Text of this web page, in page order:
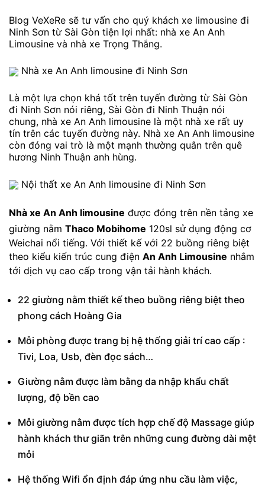
Blog VeXeRe sẽ tư vấn cho quý khách xe limousine đi
Ninh Sơn từ Sài Gòn tiện lợi nhất: nhà xe An Anh
Limousine và nhà xe Trọng Thắng.
Nhà xe An Anh limousine đi Ninh Sơn
Là một lựa chọn khá tốt trên tuyến đường từ Sài Gòn
đi Ninh Sơn nói riêng, Sài Gòn đi Ninh Thuận nói
chung, nhà xe An Anh limousine là một nhà xe rất uy
tín trên các tuyến đường này. Nhà xe An Anh limousine
còn đóng vai trò là một mạnh thường quân trên quê
hương Ninh Thuận anh hùng.
Nội thất xe An Anh limousine đi Ninh Sơn
Nhà xe An Anh limousine được đóng trên nền tảng xe
giường nằm Thaco Mobihome 120sl sử dụng động cơ
Weichai nổi tiếng. Với thiết kế với 22 buồng riêng biệt
theo kiểu kiến trúc cung điện An Anh Limousine nhắm
tới dịch vụ cao cấp trong vận tải hành khách.
22 giường nằm thiết kế theo buồng riêng biệt theo
phong cách Hoàng Gia
Mỗi phòng được trang bị hệ thống giải trí cao cấp :
Tivi, Loa, Usb, đèn đọc sách…
Giường nằm được làm bằng da nhập khẩu chất
lượng, độ bền cao
Mỗi giường nằm được tích hợp chế độ Massage giúp
hành khách thư giãn trên những cung đường dài mệt
mỏi
Hệ thống Wifi ổn định đáp ứng nhu cầu làm việc,